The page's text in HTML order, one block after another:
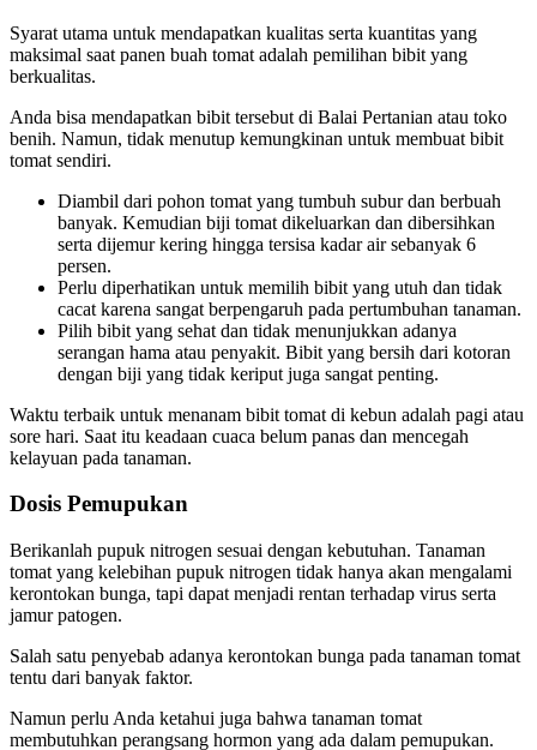
Syarat utama untuk mendapatkan kualitas serta kuantitas yang
maksimal saat panen buah tomat adalah pemilihan bibit yang
berkualitas.
Anda bisa mendapatkan bibit tersebut di Balai Pertanian atau toko
benih. Namun, tidak menutup kemungkinan untuk membuat bibit
tomat sendiri.
Diambil dari pohon tomat yang tumbuh subur dan berbuah
banyak. Kemudian biji tomat dikeluarkan dan dibersihkan
serta dijemur kering hingga tersisa kadar air sebanyak 6
persen.
Perlu diperhatikan untuk memilih bibit yang utuh dan tidak
cacat karena sangat berpengaruh pada pertumbuhan tanaman.
Pilih bibit yang sehat dan tidak menunjukkan adanya
serangan hama atau penyakit. Bibit yang bersih dari kotoran
dengan biji yang tidak keriput juga sangat penting.
Waktu terbaik untuk menanam bibit tomat di kebun adalah pagi atau
sore hari. Saat itu keadaan cuaca belum panas dan mencegah
kelayuan pada tanaman.
Dosis Pemupukan
Berikanlah pupuk nitrogen sesuai dengan kebutuhan. Tanaman
tomat yang kelebihan pupuk nitrogen tidak hanya akan mengalami
kerontokan bunga, tapi dapat menjadi rentan terhadap virus serta
jamur patogen.
Salah satu penyebab adanya kerontokan bunga pada tanaman tomat
tentu dari banyak faktor.
Namun perlu Anda ketahui juga bahwa tanaman tomat
membutuhkan perangsang hormon yang ada dalam pemupukan.